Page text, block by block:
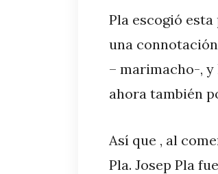
Pla escogió
una
– marimacho-,
ahora también
Así que , al
Pla. Josep Pla